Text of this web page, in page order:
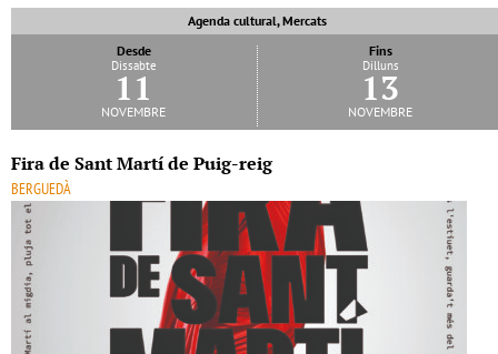
Agenda cultural, Mercats
Desde
Dissabte
11
novembre
Fins
Dilluns
13
novembre
Fira de Sant Martí de Puig-reig
BERGUEDÀ